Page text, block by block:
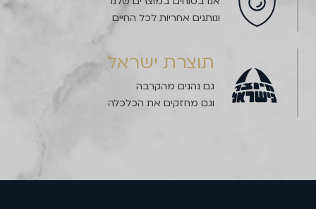
ונותנים אחריות לכל החיים
תוצרת ישראל
גם נהנים מהקרבה
וגם מחזקים את הכלכלה